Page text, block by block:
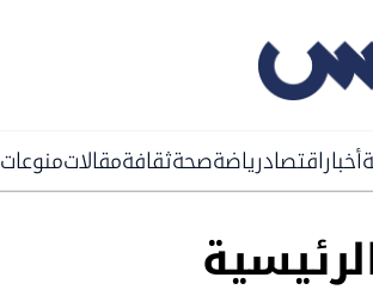
أخباراقتصادرياضةصحةثقافةمقالاتمنوعات